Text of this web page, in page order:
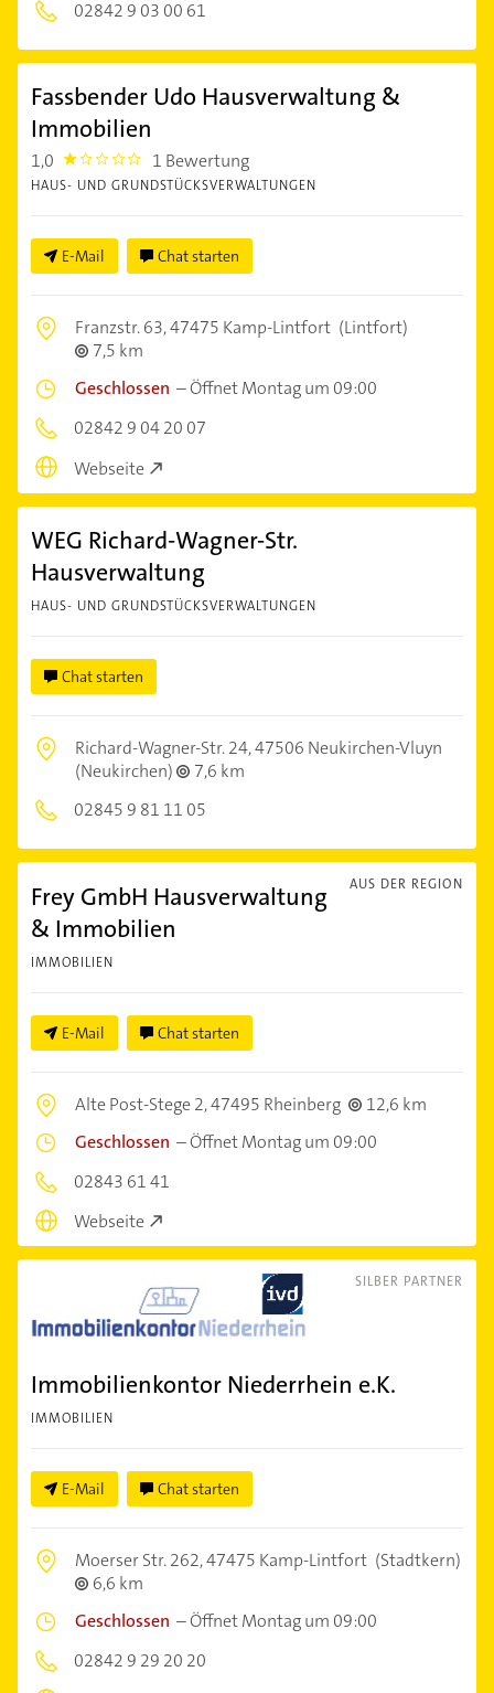
02842 9 03 00 61
Fassbender Udo Hausverwaltung &
Immobilien
1,0 1.0 1 Bewertung
HAUS- UND GRUNDSTÜCKSVERWALTUNGEN
E-Mail Chat starten
Franzstr. 63,47475 Kamp-Lintfort (Lintfort)
7,5 km
Geschlossen –Öffnet Montag um 09:00
02842 9 04 20 07
Webseite
WEG Richard-Wagner-Str.
Hausverwaltung
HAUS- UND GRUNDSTÜCKSVERWALTUNGEN
Chat starten
Richard-Wagner-Str. 24,47506 Neukirchen-Vluyn
(Neukirchen)
7,6 km
02845 9 81 11 05
AUS DER REGION
Frey GmbH Hausverwaltung
& Immobilien
IMMOBILIEN
E-Mail Chat starten
Alte Post-Stege 2,47495 Rheinberg
12,6 km
Geschlossen –Öffnet Montag um 09:00
02843 61 41
Webseite
SILBER PARTNER
Immobilienkontor Niederrhein e.K.
IMMOBILIEN
E-Mail Chat starten
Moerser Str. 262,47475 Kamp-Lintfort (Stadtkern)
6,6 km
Geschlossen –Öffnet Montag um 09:00
02842 9 29 20 20